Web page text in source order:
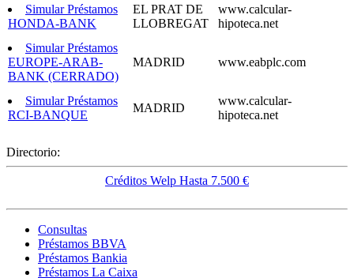
Simular Préstamos
HONDA-BANK
EL PRAT DE
LLOBREGAT
www.calcular-
hipoteca.net
Simular Préstamos
EUROPE-ARAB-
BANK (CERRADO)
MADRID www.eabplc.com
Simular Préstamos
RCI-BANQUE
MADRID
www.calcular-
hipoteca.net
Directorio:
Créditos Welp Hasta 7.500 €
Consultas
Préstamos BBVA
Préstamos Bankia
Préstamos La Caixa